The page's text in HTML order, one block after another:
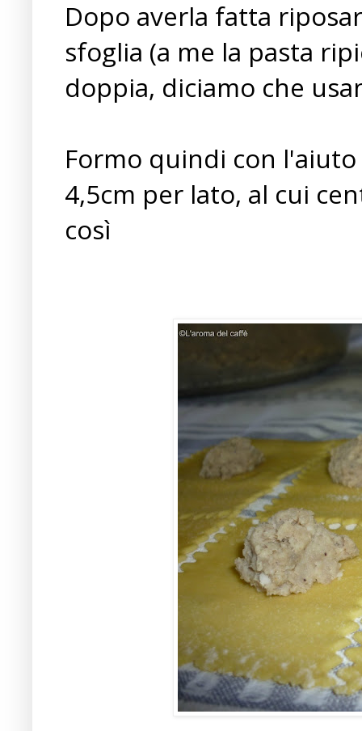
Dopo averla fatta
sfoglia (a me la pasta
doppia, diciamo che
Formo quindi con
4,5cm per lato, al cui
così